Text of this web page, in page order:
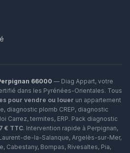
66000 — Diag Appart, votre
dans les Pyrénées-Orientales. Tous
pour vendre ou louer un appartement
diagnostic plomb CREP, diagnostic
Carrez, termites, ERP. Pack diagnostic
€ TTC. Intervention rapide à Perpignan,
de-la-Salanque, Argelès-sur-Mer,
, Cabestany, Bompas, Rivesaltes, Pia,